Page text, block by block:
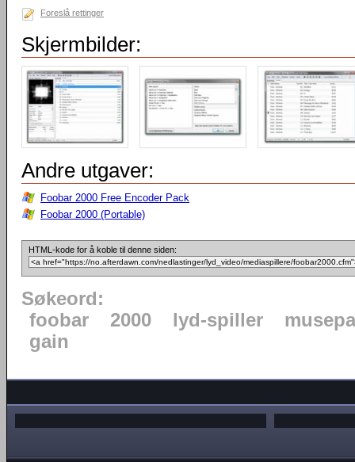
Foreslå rettinger
Skjermbilder:
Andre utgaver:
Foobar 2000 Free Encoder Pack
Foobar 2000 (Portable)
HTML-kode for å koble til denne siden:
Søkeord:
foobar
2000 lyd-spiller
gain